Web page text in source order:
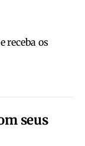
receba os
seus